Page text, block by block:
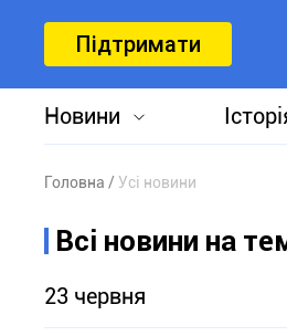
Підтримати
Новини
Головна Усі новини
Всі новини на
23 червня